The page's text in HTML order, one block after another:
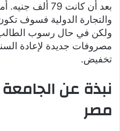
بعد أن كانت 79
ولكن في حال رسوب
مصروفات جديدة لإعادة
تخفيض.
نبذة عن
مصر